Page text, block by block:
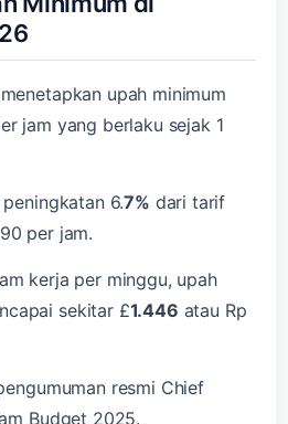
upah minimum
jam yang berlaku sejak 1
6.7% dari tarif
per jam.
kerja per minggu, upah
sekitar £1.446 atau Rp
resmi Chief
Budget 2025.